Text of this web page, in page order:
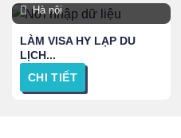
Hà nội
LÀM VISA HY LẠP DU
LỊCH...
CHI TIẾT